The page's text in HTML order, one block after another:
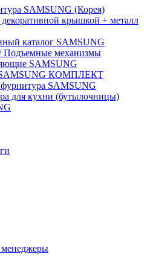
SAMSUNG (Корея)
крышкой + металл
каталог SAMSUNG
Подъемные механизмы
SAMSUNG
КОМПЛЕКТ
SAMSUNG
для кухни (бутылочницы)